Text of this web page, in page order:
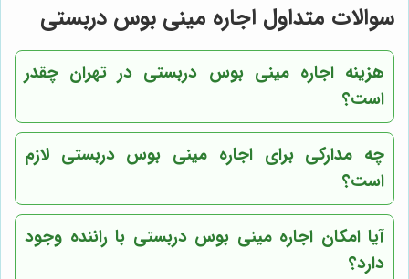
سوالات متداول اجاره مینی بوس دربستی
هزینه اجاره مینی بوس دربستی در تهران چقدر
است؟
چه مدارکی برای اجاره مینی بوس دربستی لازم
است؟
آیا امکان اجاره مینی بوس دربستی با راننده وجود
دارد؟